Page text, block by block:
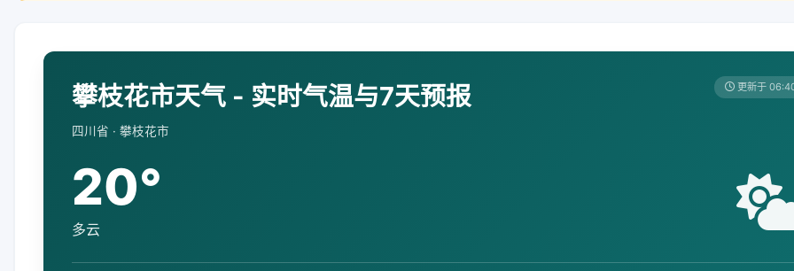
攀枝花市天气 - 实时气温与7天预报
四川省 · 攀枝花市
更新于
20°
多云